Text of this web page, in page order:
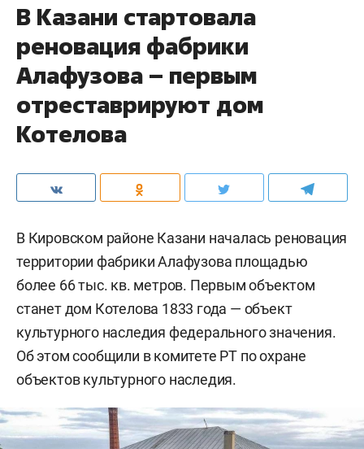
В Казани стартовала
реновация фабрики
Алафузова – первым
отреставрируют дом
Котелова
В Кировском районе Казани началась реновация
территории фабрики Алафузова площадью
более 66 тыс. кв. метров. Первым объектом
станет дом Котелова 1833 года — объект
культурного наследия федерального значения.
Об этом сообщили в комитете РТ по охране
объектов культурного наследия.